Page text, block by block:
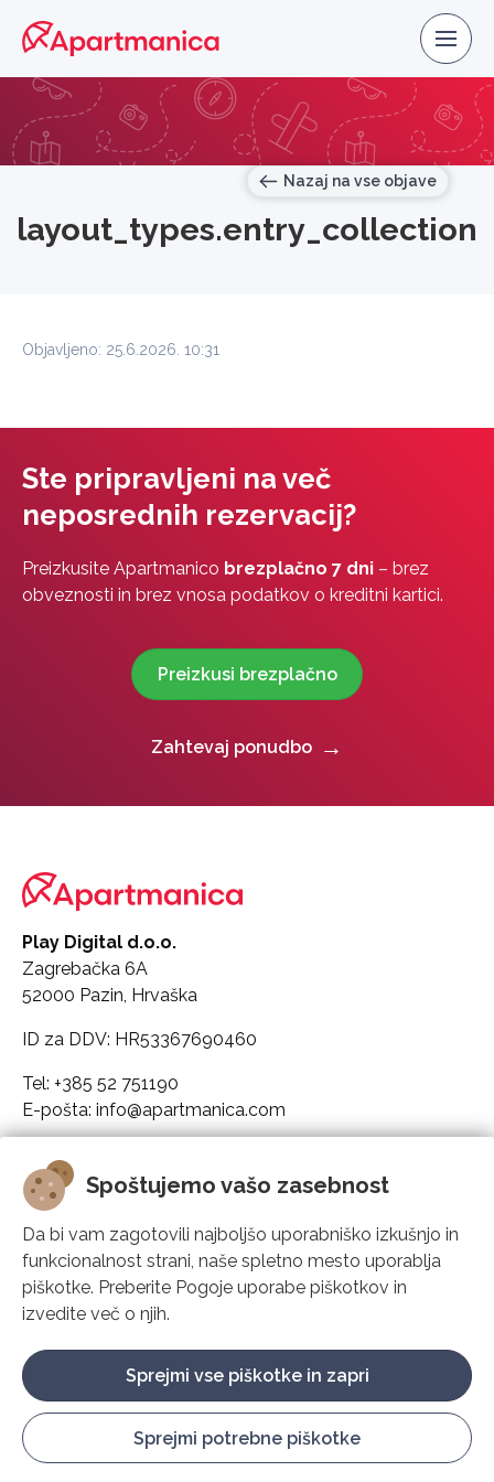
Spoštujemo vašo zasebnost
Da bi vam zagotovili najboljšo uporabniško izkušnjo in
funkcionalnost strani, naše spletno mesto uporablja
piškotke. Preberite Pogoje uporabe piškotkov in
izvedite več o njih.
Sprejmi potrebne piškotke
Sprejmi vse piškotke in zapri
Nazaj na vse objave
layout_types.entry_collection
Objavljeno: 25.6.2026. 10:31
Ste pripravljeni na več
neposrednih rezervacij?
Preizkusite Apartmanico brezplačno 7 dni – brez
obveznosti in brez vnosa podatkov o kreditni kartici.
Preizkusi brezplačno
Zahtevaj ponudbo
Play Digital d.o.o.
Zagrebačka 6A
52000 Pazin, Hrvaška
ID za DDV: HR53367690460
Tel: +385 52 751190
E-pošta: info@apartmanica.com
Apartmanica
Rešitve
Podpora